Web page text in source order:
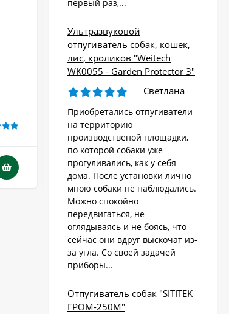
"Чистон-13 AntiDogPro"
Радиус действия:
до 15 м
Крепление: Нет
Тип питания: батарейки
Производство: Россия
В НАЛИЧИИ
2 000₽
первый раз,...
Ультразвуковой
отпугиватель собак, кошек,
лис, кроликов "Weitech
WK0055 - Garden Protector 3"
Светлана
Приобретались отпугиватели
на территорию
производственой площадки,
по которой собаки уже
прогуливались, как у себя
дома. После установки лично
мною собаки не наблюдались.
Можно спокойно
передвигаться, не
оглядываясь и не боясь, что
сейчас они вдруг выскочат из-
за угла. Со своей задачей
приборы...
Отпугиватель собак "SITITEK
ГРОМ-250М"